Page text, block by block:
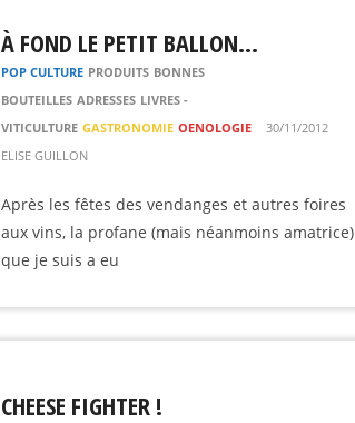
À FOND LE PETIT BALLON…
POP CULTURE PRODUITS BONNES
BOUTEILLES ADRESSES LIVRES -
VITICULTURE GASTRONOMIE OENOLOGIE
30/11/2012
ELISE GUILLON
Après les fêtes des vendanges et autres foires
aux vins, la profane (mais néanmoins amatrice)
que je suis a eu
CHEESE FIGHTER !